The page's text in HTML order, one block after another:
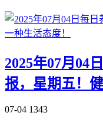
2025年07月04
报，星期五！
07-04 1343